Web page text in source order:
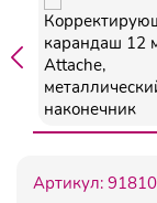
Артикул: